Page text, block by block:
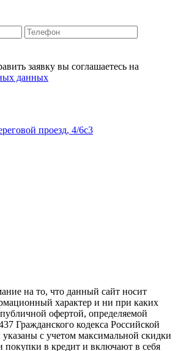
заявку вы соглашаетесь на
данных
проезд, 4/6с3
на то, что данный сайт носит
характер и ни при каких
офертой, определяемой
Гражданского кодекса Российской
с учетом максимальной скидки
покупки в кредит и включают в себя